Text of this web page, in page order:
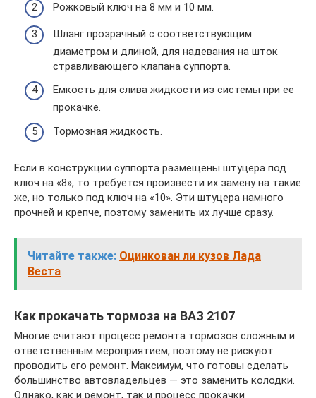
Рожковый ключ на 8 мм и 10 мм.
Шланг прозрачный с соответствующим
диаметром и длиной, для надевания на шток
стравливающего клапана суппорта.
Емкость для слива жидкости из системы при ее
прокачке.
Тормозная жидкость.
Если в конструкции суппорта размещены штуцера под
ключ на «8», то требуется произвести их замену на такие
же, но только под ключ на «10». Эти штуцера намного
прочней и крепче, поэтому заменить их лучше сразу.
Читайте также: Оцинкован ли кузов Лада
Веста
Как прокачать тормоза на ВАЗ 2107
Многие считают процесс ремонта тормозов сложным и
ответственным мероприятием, поэтому не рискуют
проводить его ремонт. Максимум, что готовы сделать
большинство автовладельцев — это заменить колодки.
Однако, как и ремонт, так и процесс прокачки